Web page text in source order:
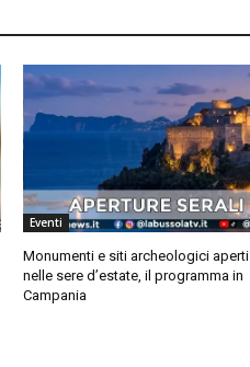
Eventi
Monumenti e siti archeologici aperti
nelle sere d’estate, il programma in
Campania